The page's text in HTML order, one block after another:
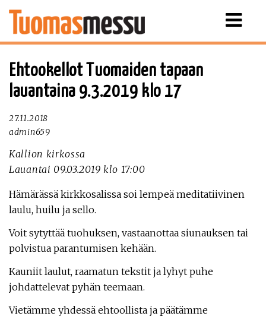
Näytä
Ehtookellot Tuomaiden tapaan
lauantaina 9.3.2019 klo 17
27.11.2018
admin659
Kallion kirkossa
Lauantai 09.03.2019 klo 17:00
Hämärässä kirkkosalissa soi lempeä meditatiivinen
laulu, huilu ja sello.
Voit sytyttää tuohuksen, vastaanottaa siunauksen tai
polvistua parantumisen kehään.
Kauniit laulut, raamatun tekstit ja lyhyt puhe
johdattelevat pyhän teemaan.
Vietämme yhdessä ehtoollista ja päätämme